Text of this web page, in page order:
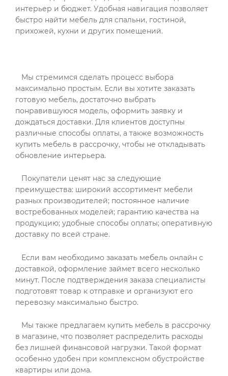
интерьер и бюджет. Удобная навигация позволяет
быстро найти мебель для спальни, гостиной,
прихожей, кухни и других помещений.
Мы стремимся сделать процесс выбора
максимально простым. Если вы хотите заказать
готовую мебель, достаточно выбрать
понравившуюся модель, оформить заявку и
дождаться доставки. Для клиентов доступны
различные способы оплаты, а также возможность
купить мебель в рассрочку, чтобы не откладывать
обновление интерьера.
Покупатели ценят нас за следующие
преимущества: широкий ассортимент мебели
разных производителей; постоянное наличие
востребованных моделей; гарантию качества на
продукцию; удобные способы оплаты; оперативную
доставку по всей стране.
Если вам необходимо заказать мебель онлайн с
доставкой, оформление займет всего несколько
минут. После подтверждения заказа специалисты
подготовят товар к отправке и организуют его
перевозку максимально быстро.
Мы также предлагаем купить мебель в рассрочку
в магазине, что позволяет распределить расходы
без лишней финансовой нагрузки. Такой формат
особенно удобен при комплексном обустройстве
квартиры или дома.